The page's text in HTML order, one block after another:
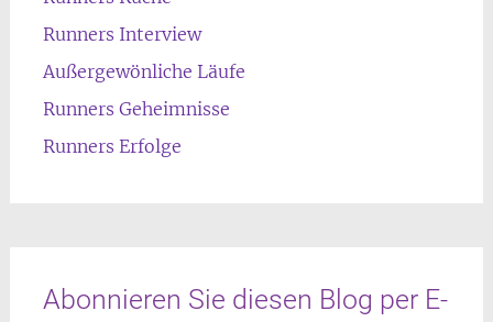
Runners Interview
Außergewönliche Läufe
Runners Geheimnisse
Runners Erfolge
Abonnieren Sie diesen Blog per E-